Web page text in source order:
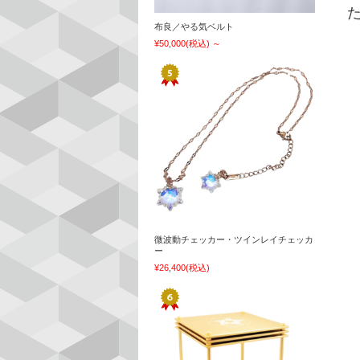
布良／やる気ベルト
¥50,000(税込) ～
微波動チェッカー・ツインレイチェッカ
ー
¥26,400(税込)